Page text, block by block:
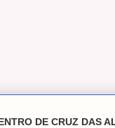
DE CRUZ DAS